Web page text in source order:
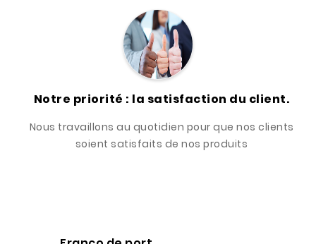
Notre priorité : la satisfaction du client.
Nous travaillons au quotidien pour que nos clients
soient satisfaits de nos produits